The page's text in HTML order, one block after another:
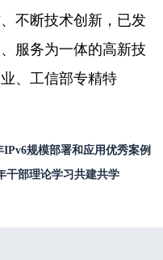
不断技术创新，已发
服务为一体的高新技
、工信部专精特
规模部署和应用优秀案例
干部理论学习共建共学​